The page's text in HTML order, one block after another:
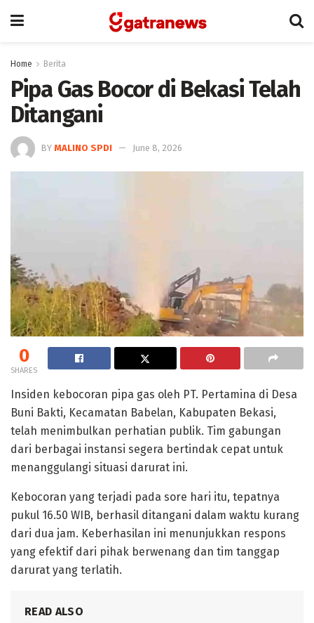
Home Berita
Pipa Gas Bocor di Bekasi Telah
Ditangani
BY MALINO SPDI June 8, 2026
0
SHARES
Insiden kebocoran pipa gas oleh PT. Pertamina di Desa
Buni Bakti, Kecamatan Babelan, Kabupaten Bekasi,
telah menimbulkan perhatian publik. Tim gabungan
dari berbagai instansi segera bertindak cepat untuk
menanggulangi situasi darurat ini.
Kebocoran yang terjadi pada sore hari itu, tepatnya
pukul 16.50 WIB, berhasil ditangani dalam waktu kurang
dari dua jam. Keberhasilan ini menunjukkan respons
yang efektif dari pihak berwenang dan tim tanggap
darurat yang terlatih.
READ ALSO